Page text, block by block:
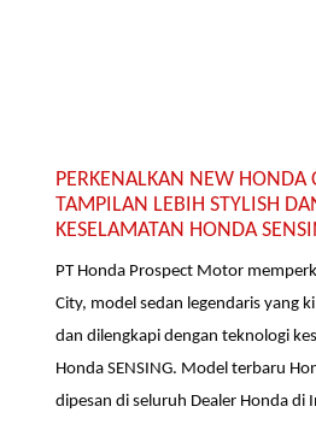
PERKENALKAN NEW HONDA
TAMPILAN LEBIH STYLISH
KESELAMATAN HONDA
PT Honda Prospect Motor
City, model sedan legendaris yang
dan dilengkapi dengan teknologi
Honda SENSING. Model terbaru
dipesan di seluruh Dealer Honda di